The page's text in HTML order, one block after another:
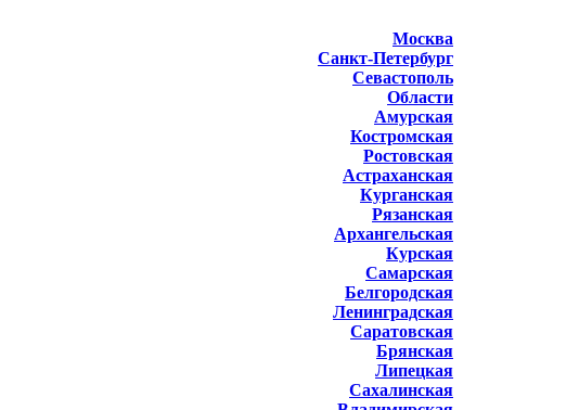
Москва
Санкт-Петербург
Севастополь
Области
Амурская
Костромская
Ростовская
Астраханская
Курганская
Рязанская
Архангельская
Курская
Самарская
Белгородская
Ленинградская
Саратовская
Брянская
Липецкая
Сахалинская